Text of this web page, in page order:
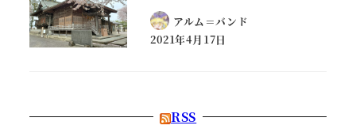
アルム＝バンド
2021年4月17日
RSS